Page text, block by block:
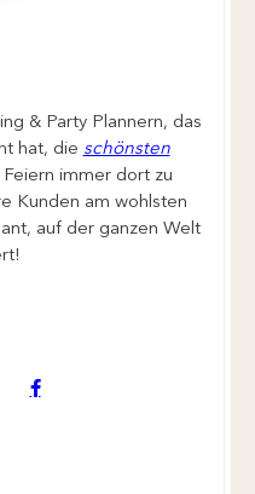
& Party Plannern, das
hat, die schönsten
immer dort zu
Kunden am wohlsten
auf der ganzen Welt